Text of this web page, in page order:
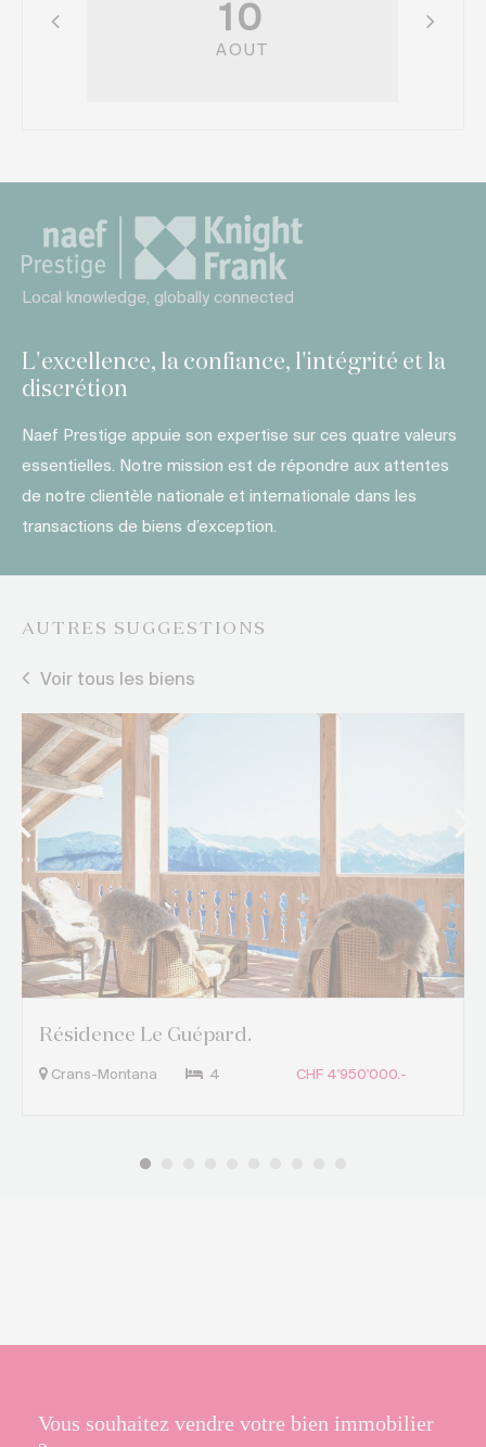
10
AOUT
Local knowledge, globally connected
L'excellence, la confiance, l'intégrité et la
discrétion
Naef Prestige appuie son expertise sur ces quatre valeurs
essentielles. Notre mission est de répondre aux attentes
de notre clientèle nationale et internationale dans les
transactions de biens d’exception.
AUTRES SUGGESTIONS
Voir tous les biens
Résidence Le Guépard.
Crans-Montana 4 CHF 4'950'000.-
Vous souhaitez vendre votre bien immobilier